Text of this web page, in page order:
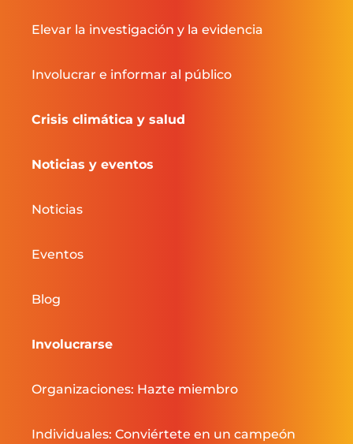
Elevar la investigación y la evidencia
Involucrar e informar al público
Crisis climática y salud
Noticias y eventos
Noticias
Eventos
Blog
Involucrarse
Organizaciones: Hazte miembro
Individuales: Conviértete en un campeón